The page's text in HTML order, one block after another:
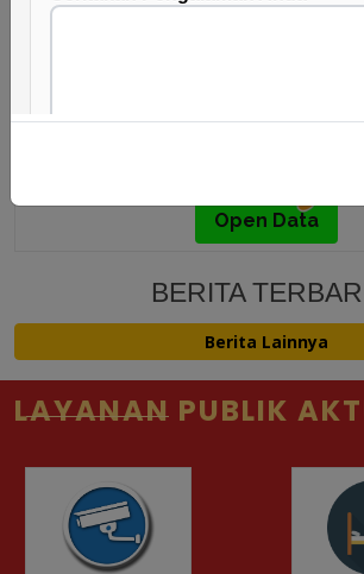
Open Data
BERITA
Berita Lainnya
LAYANAN PUBLIK